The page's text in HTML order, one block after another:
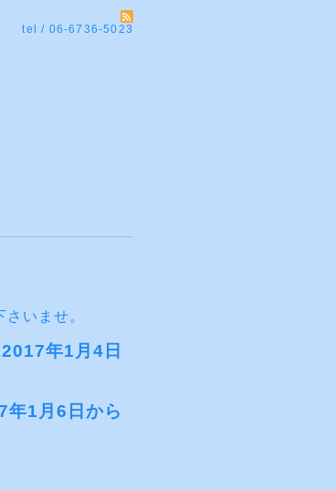
tel / 06-6736-5023
さいませ。
年1月4日
年1月6日から